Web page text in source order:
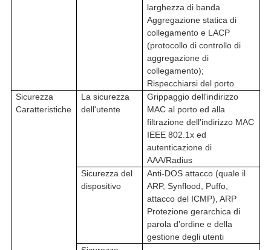
larghezza di banda
Aggregazione statica di
collegamento e LACP
(protocollo di controllo di
aggregazione di
collegamento);
Rispecchiarsi del porto
Sicurezza
Caratteristiche
La sicurezza
dell'utente
Grippaggio dell'indirizzo
MAC al porto ed alla
filtrazione dell'indirizzo MAC
IEEE 802.1x ed
autenticazione di
AAA/Radius
Sicurezza del
dispositivo
Anti-DOS attacco (quale il
ARP, Synflood, Puffo,
attacco del ICMP), ARP
Protezione gerarchica di
parola d'ordine e della
gestione degli utenti